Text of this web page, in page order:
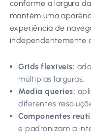
conforme a largura
mantém uma
experiência de
independentemente
Grids flexíveis:
múltiplas larguras.
Media queries:
diferentes
Componentes
e padronizam a